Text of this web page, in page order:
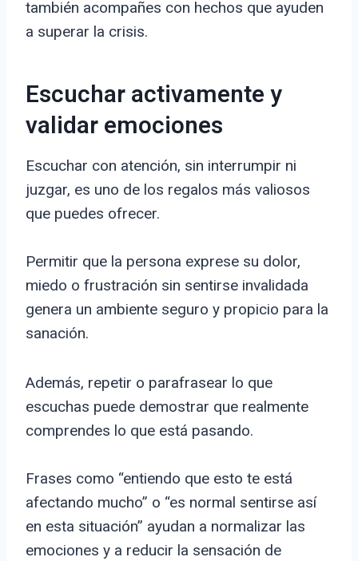
también acompañes con hechos que ayuden
a superar la crisis.
Escuchar activamente y
validar emociones
Escuchar con atención, sin interrumpir ni
juzgar, es uno de los regalos más valiosos
que puedes ofrecer.
Permitir que la persona exprese su dolor,
miedo o frustración sin sentirse invalidada
genera un ambiente seguro y propicio para la
sanación.
Además, repetir o parafrasear lo que
escuchas puede demostrar que realmente
comprendes lo que está pasando.
Frases como “entiendo que esto te está
afectando mucho” o “es normal sentirse así
en esta situación” ayudan a normalizar las
emociones y a reducir la sensación de